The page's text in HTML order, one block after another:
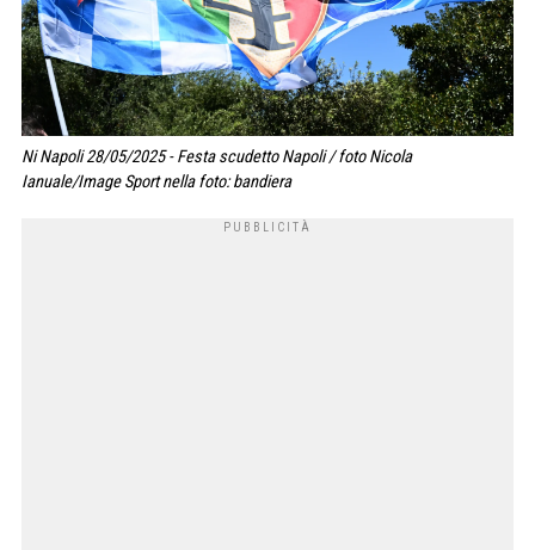
Ni Napoli 28/05/2025 - Festa scudetto Napoli / foto Nicola
Ianuale/Image Sport nella foto: bandiera